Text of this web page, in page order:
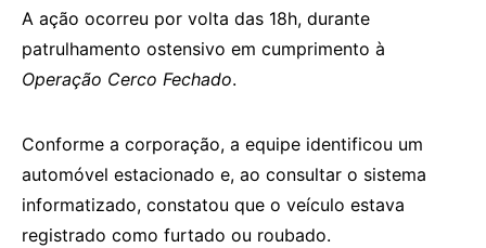
A ação ocorreu por volta das 18h, durante
patrulhamento ostensivo em cumprimento à
Operação Cerco Fechado.
Conforme a corporação, a equipe identificou um
automóvel estacionado e, ao consultar o sistema
informatizado, constatou que o veículo estava
registrado como furtado ou roubado.